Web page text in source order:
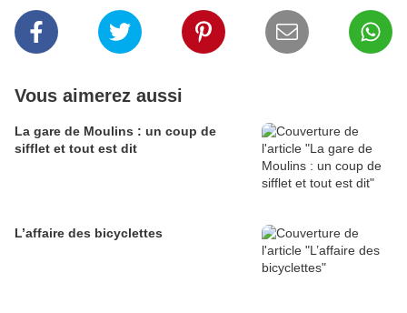
Vous aimerez aussi
La gare de Moulins : un coup de
sifflet et tout est dit
L’affaire des bicyclettes